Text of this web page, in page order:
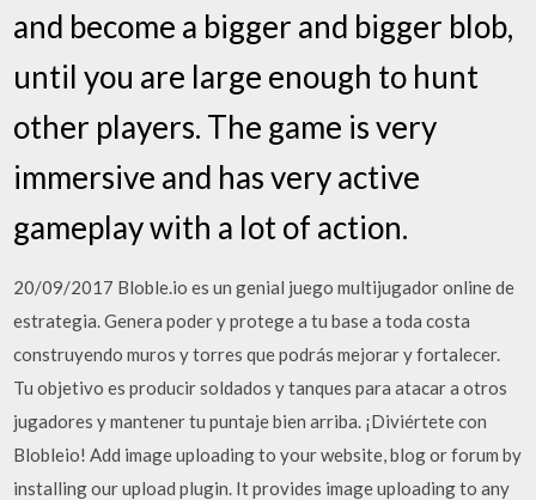
and become a bigger and bigger blob,
until you are large enough to hunt
other players. The game is very
immersive and has very active
gameplay with a lot of action.
20/09/2017 Bloble.io es un genial juego multijugador online de
estrategia. Genera poder y protege a tu base a toda costa
construyendo muros y torres que podrás mejorar y fortalecer.
Tu objetivo es producir soldados y tanques para atacar a otros
jugadores y mantener tu puntaje bien arriba. ¡Diviértete con
Blobleio! Add image uploading to your website, blog or forum by
installing our upload plugin. It provides image uploading to any